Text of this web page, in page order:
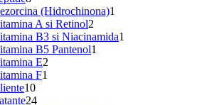
produse
(Hidrochinona)1
A si Retinol2
produse
B3 si Niacinamida1
B5 Pantenol1
E2
F1
1010
produse
2424